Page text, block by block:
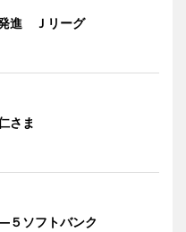
進 Ｊリーグ
さま
５ソフトバンク